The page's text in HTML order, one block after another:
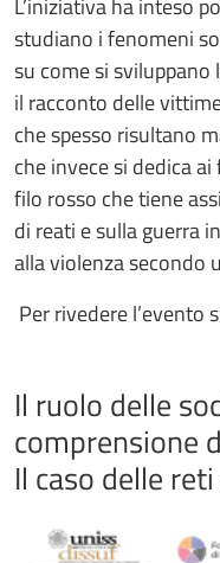
studiano i fenomeni
su come si sviluppano
il racconto delle
che spesso risultano
che invece si dedica
filo rosso che tiene
di reati e sulla guerra
alla violenza secondo
Per rivedere l’evento
Il ruolo delle
comprensione
Il caso delle